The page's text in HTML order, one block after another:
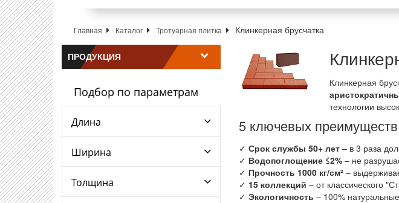
Главная Каталог Тротуарная плитка Клинкерная брусчатка
ПРОДУКЦИЯ
Подбор по параметрам
Длина
Ширина
Толщина
Клинкерная
технологии
5 ключевых преимуществ
✓ Срок службы 50+ лет– в 3 раза
✓ Водопоглощение ≤2%– не
✓ Прочность 1000 кг/см²–
✓ 15 коллекций – от классического
✓ Экологичность – 100%